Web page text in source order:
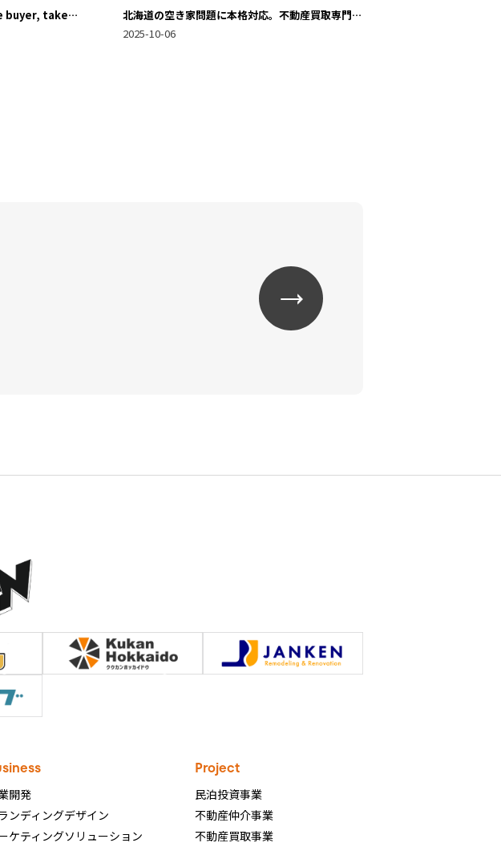
buyer, takes
北海道の空き家問題に本格対応。不動産買取専門
「ゴエン」が倶知安・富良野で相続・空き家・空き
2025-10-06
開発
ンディングデザイン
ケティングソリューション
Project
民泊投資事業
不動産仲介事業
不動産買取事業